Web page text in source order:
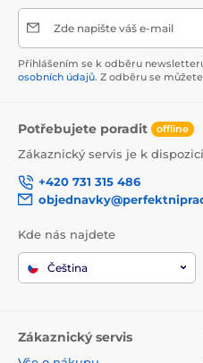
Zde napište váš e-mail
Přihlášením se k odběru
osobních údajů. Z odběru se
Potřebujete poradit offline
Zákaznický servis je k dispozici
+420 731 315 486
Kde nás najdete
Čeština
Zákaznický servis